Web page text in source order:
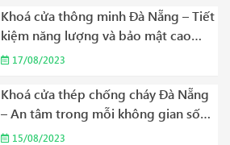
Khoá cửa thông minh Đà Nẵng – Tiết
kiệm năng lượng và bảo mật cao
Năm 2023
17/08/2023
Khoá cửa thép chống cháy Đà Nẵng
– An tâm trong mỗi không gian sống
Năm 2023
15/08/2023